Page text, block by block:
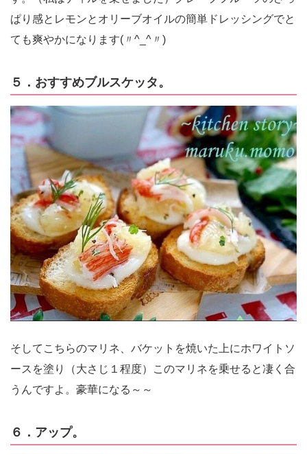
ぱり感とレモンとオリーブオイルの簡単ドレッシングでと
ても爽やかになります(〃^_^〃)
５．おすすめブルスケッタ。
そしてこちらのマリネ、バケットを焼いた上にホワイトソ
ースを塗り（大さじ１程度）このマリネを乗せると凄く合
うんですよ。豪華になる～～
６．アップ。